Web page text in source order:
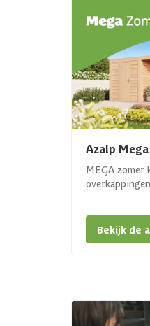
Azalp
MEGA zomer
Bekijk de